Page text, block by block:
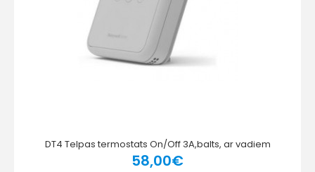
DT4 Telpas termostats On/Off 3A,balts, ar vadiem
58,00€